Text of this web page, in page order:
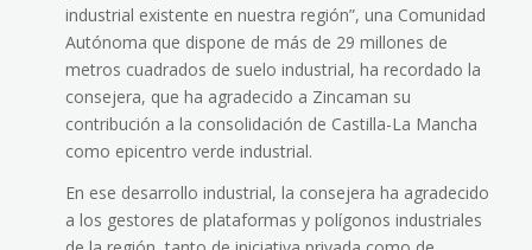
industrial existente en nuestra región”, una Comunidad
Autónoma que dispone de más de 29 millones de
metros cuadrados de suelo industrial, ha recordado la
consejera, que ha agradecido a Zincaman su
contribución a la consolidación de Castilla-La Mancha
como epicentro verde industrial.
En ese desarrollo industrial, la consejera ha agradecido
a los gestores de plataformas y polígonos industriales